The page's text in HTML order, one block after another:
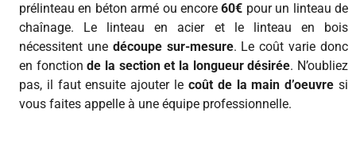
prélinteau en béton armé ou encore60€ pour un linteau de
chaînage. Le linteau en acier et le linteau en bois
nécessitent une découpe sur-mesure. Le coût varie donc
en fonctionde la section et la longueur désirée. N’oubliez
pas, il faut ensuite ajouter le coût de la main d’oeuvre si
vous faites appelle à une équipe professionnelle.